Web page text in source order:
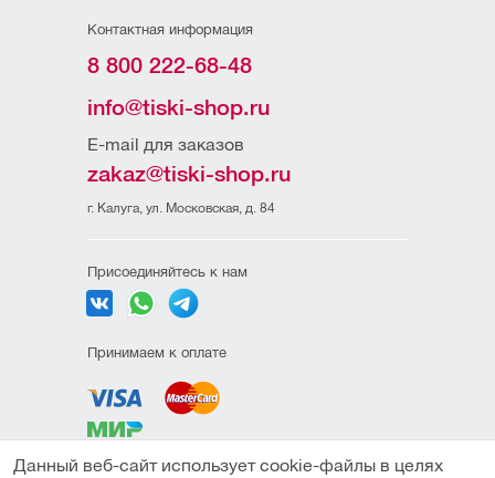
Контактная информация
8 800 222-68-48
info@tiski-shop.ru
E-mail для заказов
zakaz@tiski-shop.ru
г. Калуга, ул. Московская, д. 84
Присоединяйтесь к нам
Принимаем к оплате
Данный веб-сайт использует cookie-файлы в целях